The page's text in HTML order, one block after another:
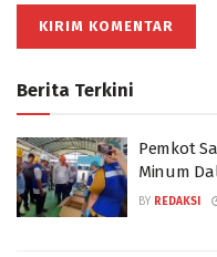
Berita Terkini
Pemkot
Minum
BY REDAKSI